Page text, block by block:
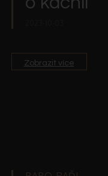
Zobrazit více